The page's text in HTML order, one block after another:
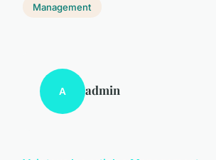
Management
A admin